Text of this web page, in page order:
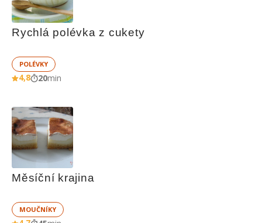
Rychlá polévka z cukety
POLÉVKY
4,8 20min
Měsíční krajina
MOUČNÍKY